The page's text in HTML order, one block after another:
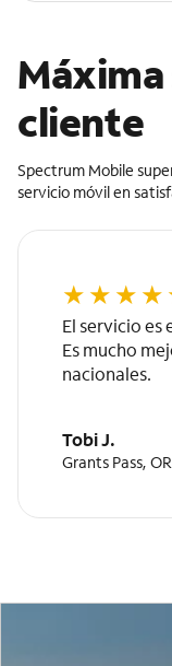
cliente
Spectrum Mobile
servicio móvil en
★★★★
El servicio es
Es mucho
nacionales.
Tobi J.
Grants Pass, OR